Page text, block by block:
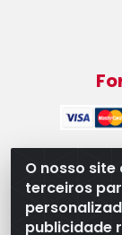
O nosso
terceiros
publicidade
WB
08.528.393/
Oeste